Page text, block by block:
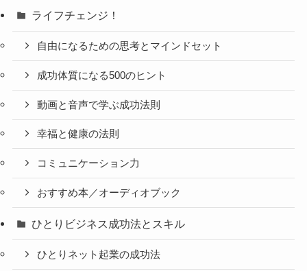
ライフチェンジ！
自由になるための思考とマインドセット
成功体質になる500のヒント
動画と音声で学ぶ成功法則
幸福と健康の法則
コミュニケーション力
おすすめ本／オーディオブック
ひとりビジネス成功法とスキル
ひとりネット起業の成功法